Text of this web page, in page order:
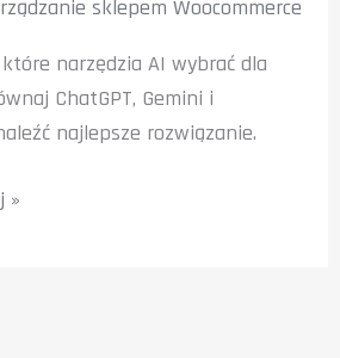
sklepem Woocommerce
narzędzia AI wybrać dla
ChatGPT, Gemini i
najlepsze rozwiązanie.
»